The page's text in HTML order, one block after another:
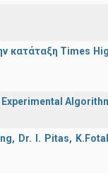
κατάταξη Times
Dr. I. Pitas,